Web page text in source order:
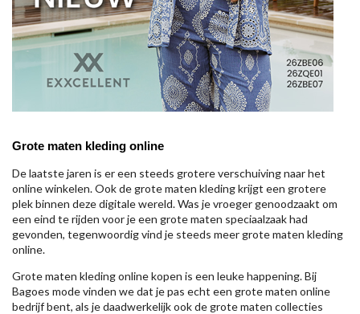
Grote maten kleding online
De laatste jaren is er een steeds grotere verschuiving naar het
online winkelen. Ook de grote maten kleding krijgt een grotere
plek binnen deze digitale wereld. Was je vroeger genoodzaakt om
een eind te rijden voor je een grote maten speciaalzaak had
gevonden, tegenwoordig vind je steeds meer grote maten kleding
online.
Grote maten kleding online kopen is een leuke happening. Bij
Bagoes mode vinden we dat je pas echt een grote maten online
bedrijf bent, als je daadwerkelijk ook de grote maten collecties